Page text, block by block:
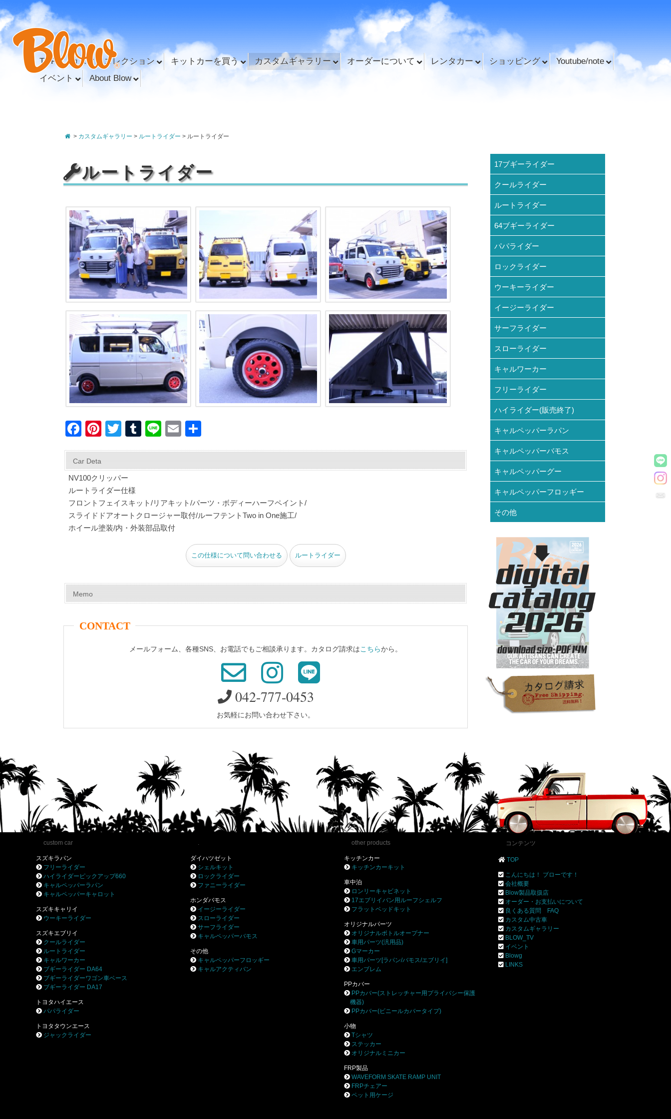
TOP カスタムコレクション キットカーを買う カスタムギャラリー オーダーについて レンタカー ショッピング
Youtube/note
イベント
About Blow
> カスタムギャラリー > ルートライダー > ルートライダー
ルートライダー
F
c
e
b
o
o
Pi
er
e
st
T
tt
er
T
m
bl
Li
e
E
ail
Car Deta
NV100クリッパー
ルートライダー仕様
フロントフェイスキット/リアキット/パーツ・ボディーハーフペイント/
スライドドアオートクロージャー取付/ルーフテントTwo in One施工/
ホイール塗装/内・外装部品取付
この仕様について問い合わせる ルートライダー
Memo
CONTACT
メールフォーム、各種SNS、お電話でもご相談承ります。カタログ請求はこちらから。
042-777-0453
お気軽にお問い合わせ下さい。
17ブギーライダー
クールライダー
ルートライダー
64ブギーライダー
パパライダー
ロックライダー
ウーキーライダー
イージーライダー
サーフライダー
スローライダー
キャルワーカー
フリーライダー
ハイライダー(販売終了)
キャルペッパーラパン
キャルペッパーバモス
キャルペッパーグー
キャルペッパーフロッギー
その他
custom car
スズキラパン
フリーライダー
ハイライダーピックアップ660
キャルペッパーラパン
キャルペッパーキャロット
スズキキャリイ
ウーキーライダー
スズキエブリイ
クールライダー
ルートライダー
キャルワーカー
ブギーライダー DA64
ブギーライダーワゴン車ベース
ブギーライダー DA17
トヨタハイエース
パパライダー
トヨタタウンエース
ジャックライダー
.
ダイハツゼット
シェルキット
ロックライダー
ファニーライダー
ホンダバモス
イージーライダー
スローライダー
サーフライダー
キャルペッパーバモス
その他
キャルペッパーフロッギー
キャルアクティバン
other products
キッチンカー
キッチンカーキット
車中泊
ロンリーキャビネット
17エブリイバン用ルーフシェルフ
フラットベッドキット
オリジナルパーツ
オリジナルボトルオープナー
車用パーツ(汎用品)
Gマーカー
車用パーツ[ラパン/バモス/エブリイ]
エンブレム
PPカバー
PPカバー(ストレッチャー用プライバシー保護
機器)
PPカバー(ビニールカバータイプ)
小物
Tシャツ
ステッカー
オリジナルミニカー
FRP製品
WAVEFORM SKATE RAMP UNIT
FRPチェアー
ペット用ケージ
コンテンツ
TOP
こんにちは！ ブローです！
会社概要
Blow製品取扱店
オーダー・お支払いについて
良くある質問 FAQ
カスタム中古車
カスタムギャラリー
BLOW_TV
イベント
Blowg
LINKS